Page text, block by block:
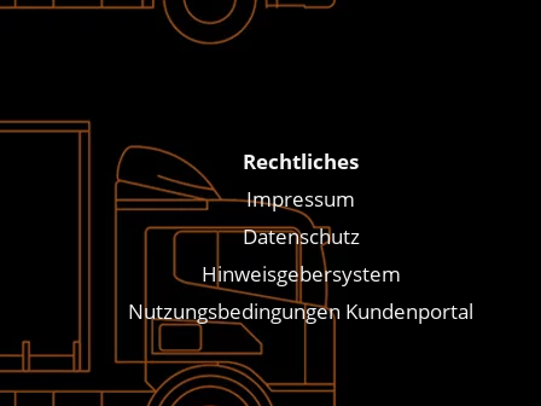
Rechtliches
Impressum
Datenschutz
Hinweisgebersystem
Nutzungsbedingungen Kundenportal